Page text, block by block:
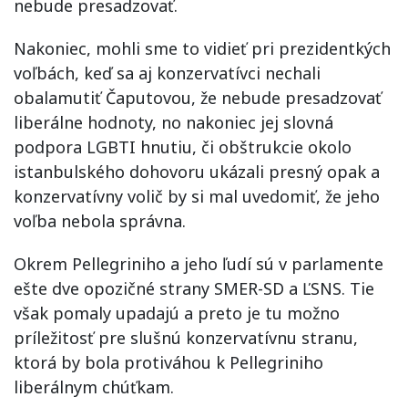
nebude presadzovať.
Nakoniec, mohli sme to vidieť pri prezidentkých
voľbách, keď sa aj konzervatívci nechali
obalamutiť Čaputovou, že nebude presadzovať
liberálne hodnoty, no nakoniec jej slovná
podpora LGBTI hnutiu, či obštrukcie okolo
istanbulského dohovoru ukázali presný opak a
konzervatívny volič by si mal uvedomiť, že jeho
voľba nebola správna.
Okrem Pellegriniho a jeho ľudí sú v parlamente
ešte dve opozičné strany SMER-SD a ĽSNS. Tie
však pomaly upadajú a preto je tu možno
príležitosť pre slušnú konzervatívnu stranu,
ktorá by bola protiváhou k Pellegriniho
liberálnym chúťkam.